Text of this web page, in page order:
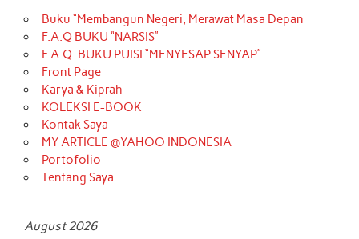
Buku “Membangun Negeri, Merawat Masa Depan
F.A.Q BUKU “NARSIS”
F.A.Q. BUKU PUISI “MENYESAP SENYAP”
Front Page
Karya & Kiprah
KOLEKSI E-BOOK
Kontak Saya
MY ARTICLE @YAHOO INDONESIA
Portofolio
Tentang Saya
August 2026